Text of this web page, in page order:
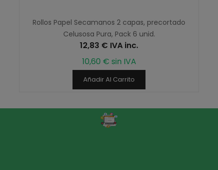
Rollos Papel Secamanos 2 capas, precortado
Celusosa Pura, Pack 6 unid.
12,83 € IVA inc.
10,60 € sin IVA
Añadir Al Carrito